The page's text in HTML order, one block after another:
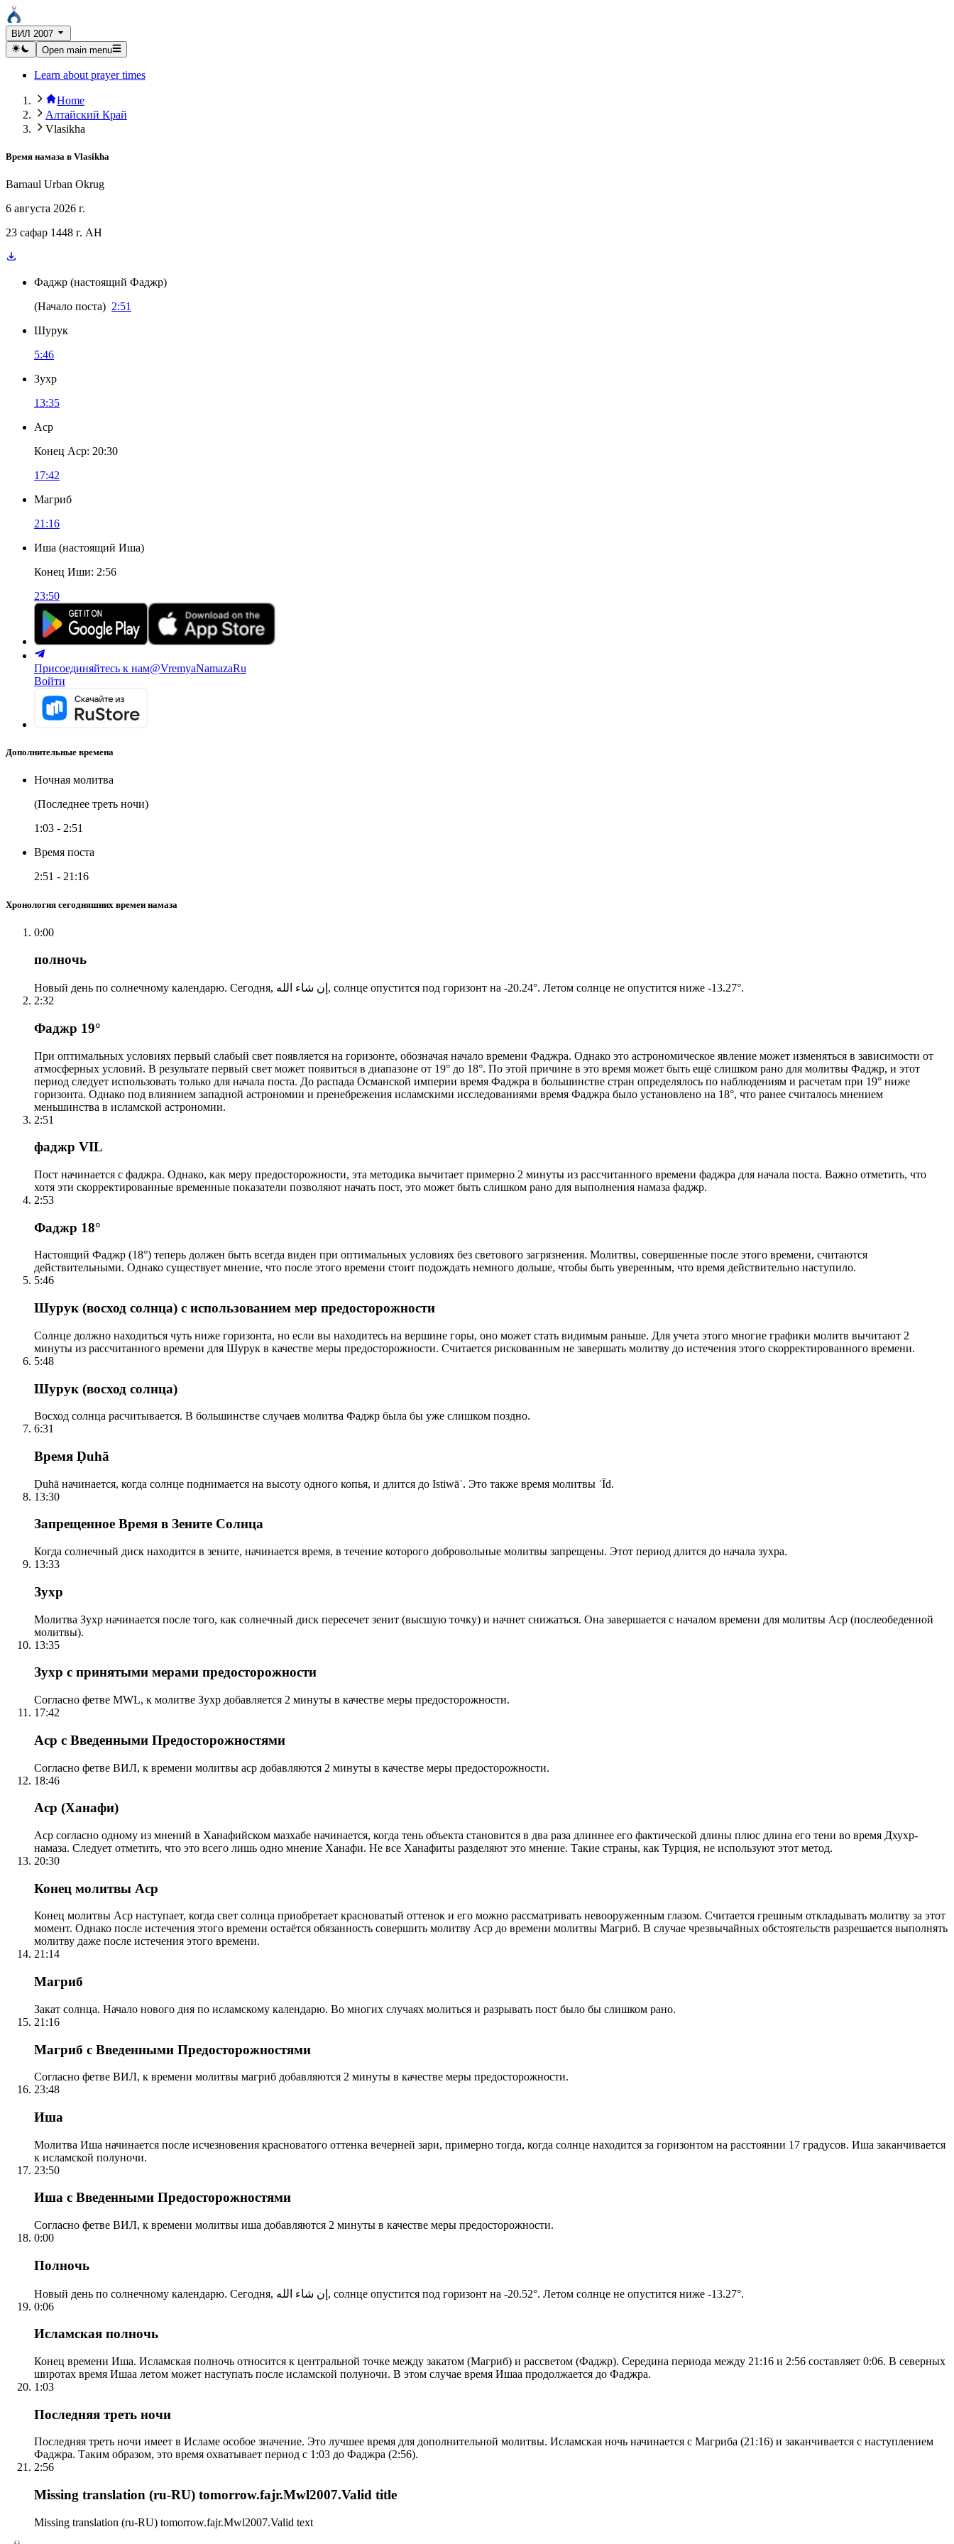
ВИЛ 2007
Open main menu
Learn about prayer times
Home
Алтайский Край
Vlasikha
Время намаза в Vlasikha
Barnaul Urban Okrug
6 августа 2026 г.
23 сафар 1448 г. AH
Фаджр (настоящий Фаджр)
(Начало поста) 2:51
Шурук
5:46
Зухр
13:35
Аср
Конец Аср: 20:30
17:42
Магриб
21:16
Иша (настоящий Иша)
Конец Иши: 2:56
23:50
Присоединяйтесь к нам@VremyaNamazaRu
Войти
Дополнительные времена
Ночная молитва
(Последнее треть ночи)
1:03 - 2:51
Время поста
2:51 - 21:16
Хронология сегодняшних времен намаза
0:00
полночь
Новый день по солнечному календарю. Сегодня, إن شاء الله, солнце опустится под горизонт на -20.24°. Летом солнце не опустится ниже -13.27°.
2:32
Фаджр 19°
При оптимальных условиях первый слабый свет появляется на горизонте, обозначая начало времени Фаджра. Однако это астрономическое явление может изменяться в зависимости от
атмосферных условий. В результате первый свет может появиться в диапазоне от 19° до 18°. По этой причине в это время может быть ещё слишком рано для молитвы Фаджр, и этот
период следует использовать только для начала поста. До распада Османской империи время Фаджра в большинстве стран определялось по наблюдениям и расчетам при 19° ниже
горизонта. Однако под влиянием западной астрономии и пренебрежения исламскими исследованиями время Фаджра было установлено на 18°, что ранее считалось мнением
меньшинства в исламской астрономии.
2:51
фаджр VIL
Пост начинается с фаджра. Однако, как меру предосторожности, эта методика вычитает примерно 2 минуты из рассчитанного времени фаджра для начала поста. Важно отметить, что
хотя эти скорректированные временные показатели позволяют начать пост, это может быть слишком рано для выполнения намаза фаджр.
2:53
Фаджр 18°
Настоящий Фаджр (18°) теперь должен быть всегда виден при оптимальных условиях без светового загрязнения. Молитвы, совершенные после этого времени, считаются
действительными. Однако существует мнение, что после этого времени стоит подождать немного дольше, чтобы быть уверенным, что время действительно наступило.
5:46
Шурук (восход солнца) с использованием мер предосторожности
Солнце должно находиться чуть ниже горизонта, но если вы находитесь на вершине горы, оно может стать видимым раньше. Для учета этого многие графики молитв вычитают 2
минуты из рассчитанного времени для Шурук в качестве меры предосторожности. Считается рискованным не завершать молитву до истечения этого скорректированного времени.
5:48
Шурук (восход солнца)
Восход солнца расчитывается. В большинстве случаев молитва Фаджр была бы уже слишком поздно.
6:31
Время Ḍuhā
Ḍuhā начинается, когда солнце поднимается на высоту одного копья, и длится до Istiwāʾ. Это также время молитвы ʿĪd.
13:30
Запрещенное Время в Зените Солнца
Когда солнечный диск находится в зените, начинается время, в течение которого добровольные молитвы запрещены. Этот период длится до начала зухра.
13:33
Зухр
Молитва Зухр начинается после того, как солнечный диск пересечет зенит (высшую точку) и начнет снижаться. Она завершается с началом времени для молитвы Аср (послеобеденной
молитвы).
13:35
Зухр с принятыми мерами предосторожности
Согласно фетве MWL, к молитве Зухр добавляется 2 минуты в качестве меры предосторожности.
17:42
Аср с Введенными Предосторожностями
Согласно фетве ВИЛ, к времени молитвы аср добавляются 2 минуты в качестве меры предосторожности.
18:46
Аср (Ханафи)
Аср согласно одному из мнений в Ханафийском мазхабе начинается, когда тень объекта становится в два раза длиннее его фактической длины плюс длина его тени во время Дхухр-
намаза. Следует отметить, что это всего лишь одно мнение Ханафи. Не все Ханафиты разделяют это мнение. Такие страны, как Турция, не используют этот метод.
20:30
Конец молитвы Аср
Конец молитвы Аср наступает, когда свет солнца приобретает красноватый оттенок и его можно рассматривать невооруженным глазом. Считается грешным откладывать молитву за этот
момент. Однако после истечения этого времени остаётся обязанность совершить молитву Аср до времени молитвы Магриб. В случае чрезвычайных обстоятельств разрешается выполнять
молитву даже после истечения этого времени.
21:14
Магриб
Закат солнца. Начало нового дня по исламскому календарю. Во многих случаях молиться и разрывать пост было бы слишком рано.
21:16
Магриб с Введенными Предосторожностями
Согласно фетве ВИЛ, к времени молитвы магриб добавляются 2 минуты в качестве меры предосторожности.
23:48
Иша
Молитва Иша начинается после исчезновения красноватого оттенка вечерней зари, примерно тогда, когда солнце находится за горизонтом на расстоянии 17 градусов. Иша заканчивается
к исламской полуночи.
23:50
Иша с Введенными Предосторожностями
Согласно фетве ВИЛ, к времени молитвы иша добавляются 2 минуты в качестве меры предосторожности.
0:00
Полночь
Новый день по солнечному календарю. Сегодня, إن شاء الله, солнце опустится под горизонт на -20.52°. Летом солнце не опустится ниже -13.27°.
0:06
Исламская полночь
Конец времени Иша. Исламская полночь относится к центральной точке между закатом (Магриб) и рассветом (Фаджр). Середина периода между 21:16 и 2:56 составляет 0:06. В северных
широтах время Ишаа летом может наступать после исламской полуночи. В этом случае время Ишаа продолжается до Фаджра.
1:03
Последняя треть ночи
Последняя треть ночи имеет в Исламе особое значение. Это лучшее время для дополнительной молитвы. Исламская ночь начинается с Магриба (21:16) и заканчивается с наступлением
Фаджра. Таким образом, это время охватывает период с 1:03 до Фаджра (2:56).
2:56
Missing translation (ru-RU) tomorrow.fajr.Mwl2007.Valid title
Missing translation (ru-RU) tomorrow.fajr.Mwl2007.Valid text